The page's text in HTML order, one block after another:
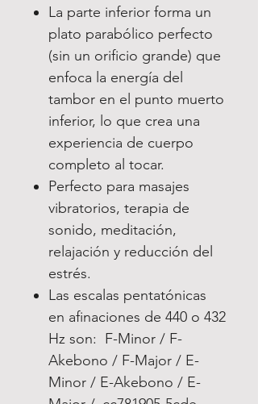
La parte inferior forma un
plato parabólico perfecto
(sin un orificio grande) que
enfoca la energía del
tambor en el punto muerto
inferior, lo que crea una
experiencia de cuerpo
completo al tocar.
Perfecto para masajes
vibratorios, terapia de
sonido, meditación,
relajación y reducción del
estrés.
Las escalas pentatónicas
en afinaciones de 440 o 432
Hz son: F-Minor / F-
Akebono / F-Major / E-
Minor / E-Akebono / E-